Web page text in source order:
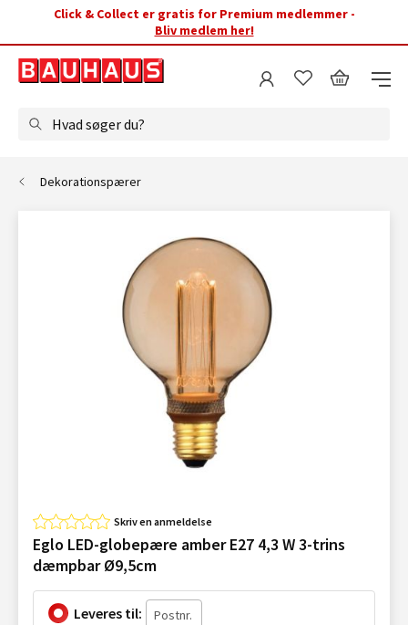
Click & Collect er gratis for Premium medlemmer -
Bliv medlem her!
Hvad søger du?
Dekorationspærer
Skriv en anmeldelse
Eglo LED-globepære amber E27 4,3 W 3-trins
dæmpbar Ø9,5cm
Leveres til: